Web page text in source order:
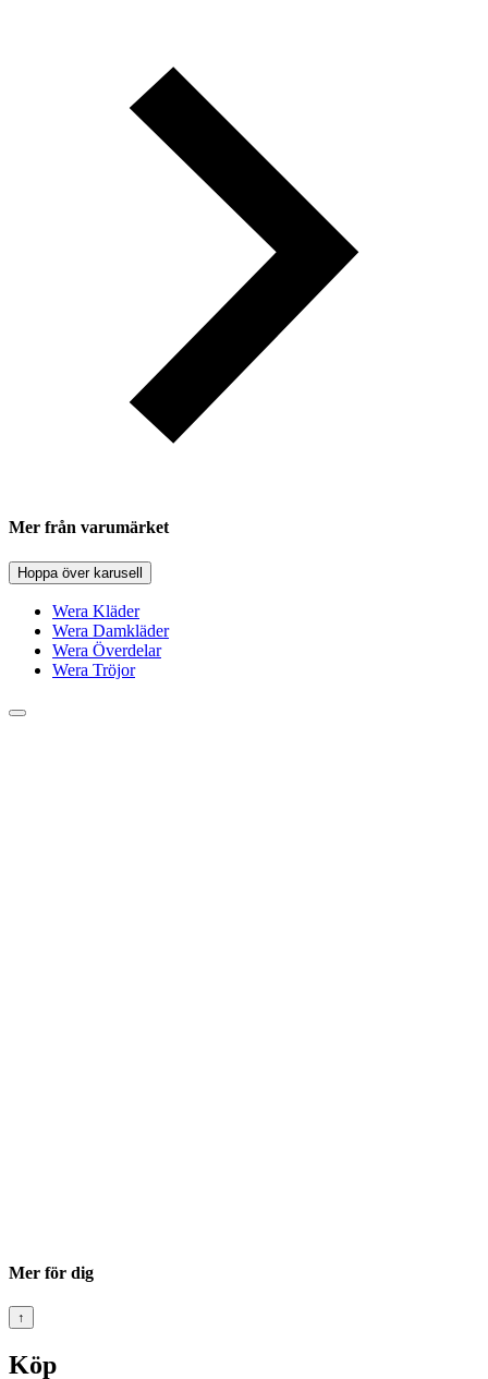
Mer från varumärket
Hoppa över karusell
Wera Kläder
Wera Damkläder
Wera Överdelar
Wera Tröjor
Mer för dig
↑
Köp